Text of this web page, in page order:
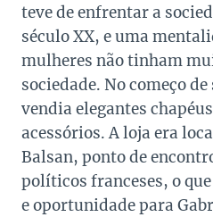
teve de enfrentar a
século XX, e uma
mulheres não tinham
sociedade. No começo
vendia elegantes
acessórios. A loja era
Balsan, ponto de
políticos franceses, o
e oportunidade para